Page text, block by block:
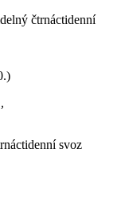
čtrnáctidenní
svoz